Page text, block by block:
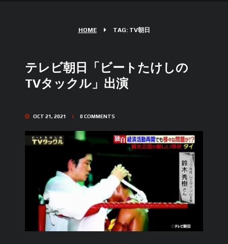
HOME TAG: TV朝日
テレビ朝日「ビートたけしの
TVタックル」出演
OCT 21, 2021 0COMMENTS